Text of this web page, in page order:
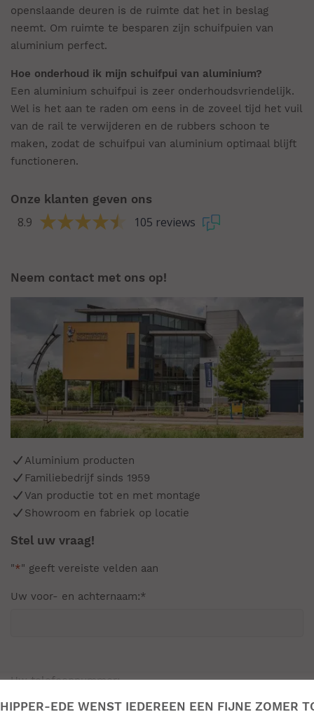
openslaande deuren is de ruimte dat het in beslag
neemt. Om ruimte te besparen zijn schuifpuien van
aluminium perfect.
Hoe onderhoud ik mijn schuifpui van aluminium?
Een aluminium schuifpui is zeer onderhoudsvriendelijk.
Wel is het aan te raden om eens in de zoveel tijd het vuil
van de rail te verwijderen en de rubbers schoon te
maken, zodat de schuifpui van aluminium optimaal blijft
functioneren.
Onze klanten geven ons
8.9 105 reviews
Neem contact met ons op!
Aluminium producten
Familiebedrijf sinds 1959
Van productie tot en met montage
Showroom en fabriek op locatie
Stel uw vraag!
"*" geeft vereiste velden aan
Uw voor- en achternaam:*
Uw telefoonnummer:
EDE WENST IEDEREEN EEN FIJNE ZOMER